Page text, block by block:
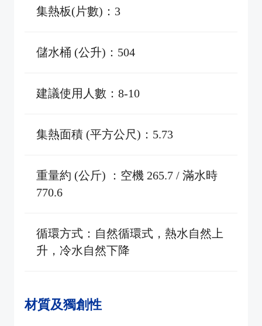
集熱板(片數)：3
儲水桶 (公升)：504
建議使用人數：8-10
集熱面積 (平方公尺)：5.73
重量約 (公斤) ：空機 265.7 / 滿水時
770.6
循環方式：自然循環式，熱水自然上
升，冷水自然下降
材質及獨創性